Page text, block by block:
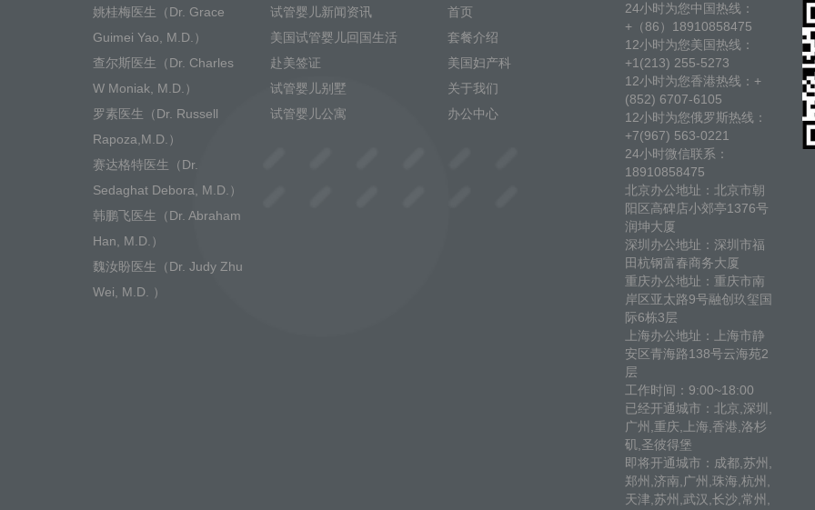
姚桂梅医生（Dr. Grace
Guimei Yao, M.D.）
查尔斯医生（Dr. Charles
W Moniak, M.D.）
罗素医生（Dr. Russell
Rapoza,M.D.）
赛达格特医生（Dr.
Sedaghat Debora, M.D.）
韩鹏飞医生（Dr. Abraham
Han, M.D.）
魏汝盼医生（Dr. Judy Zhu
Wei, M.D. ）
试管婴儿新闻资讯
美国试管婴儿回国生活
赴美签证
试管婴儿别墅
试管婴儿公寓
首页
套餐介绍
美国妇产科
关于我们
办公中心
24小时为您中国热线：
+（86）18910858475
12小时为您美国热线：
+1(213) 255-5273
12小时为您香港热线：+
(852) 6707-6105
12小时为您俄罗斯热线：
+7(967) 563-0221
24小时微信联系：
18910858475
北京办公地址：北京市朝
阳区高碑店小郊亭1376号
润坤大厦
深圳办公地址：深圳市福
田杭钢富春商务大厦
重庆办公地址：重庆市南
岸区亚太路9号融创玖玺国
际6栋3层
上海办公地址：上海市静
安区青海路138号云海苑2
层
工作时间：9:00~18:00
已经开通城市：北京,深圳,
广州,重庆,上海,香港,洛杉
矶,圣彼得堡
即将开通城市：成都,苏州,
郑州,济南,广州,珠海,杭州,
天津,苏州,武汉,长沙,常州,